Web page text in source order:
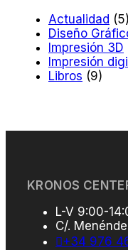
Actualidad (5)
Diseño
Impresión 3D
Impresión
Libros (9)
KRONOS
L-V 9:00-
C/.
+34 976